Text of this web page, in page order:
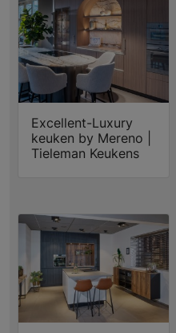
Excellent-Luxury
keuken by Mereno |
Tieleman Keukens